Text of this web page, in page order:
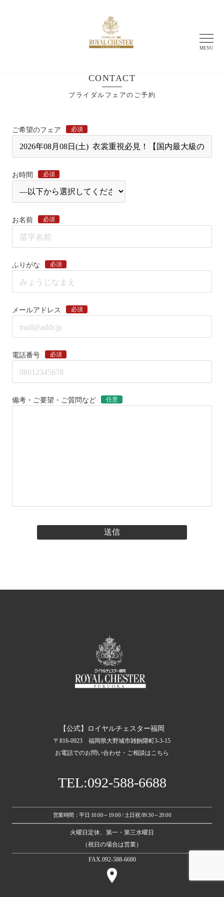
MENU
CONTACT
ブライダルフェアのご予約
ご希望のフェア 必須
お時間 必須
お名前 必須
ふりがな 必須
メールアドレス 必須
電話番号 必須
備考・ご要望・ご質問など 任意
【公式】ロイヤルチェスター福岡
〒816-0923 福岡県大野城市雑餉隈町3-3-15
お電話でのお問い合わせ・ご相談はこちら
TEL:092-588-6688
営業時間：平日 10:00～19:00 / 土日祝 09:30～20:00
火曜日定休、第一・第三水曜日
（祝日の場合は営業）
FAX.092-588-6680